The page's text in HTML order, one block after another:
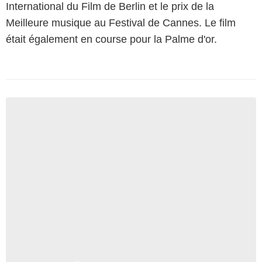
International du Film de Berlin et le prix de la
Meilleure musique au Festival de Cannes. Le film
était également en course pour la Palme d'or.